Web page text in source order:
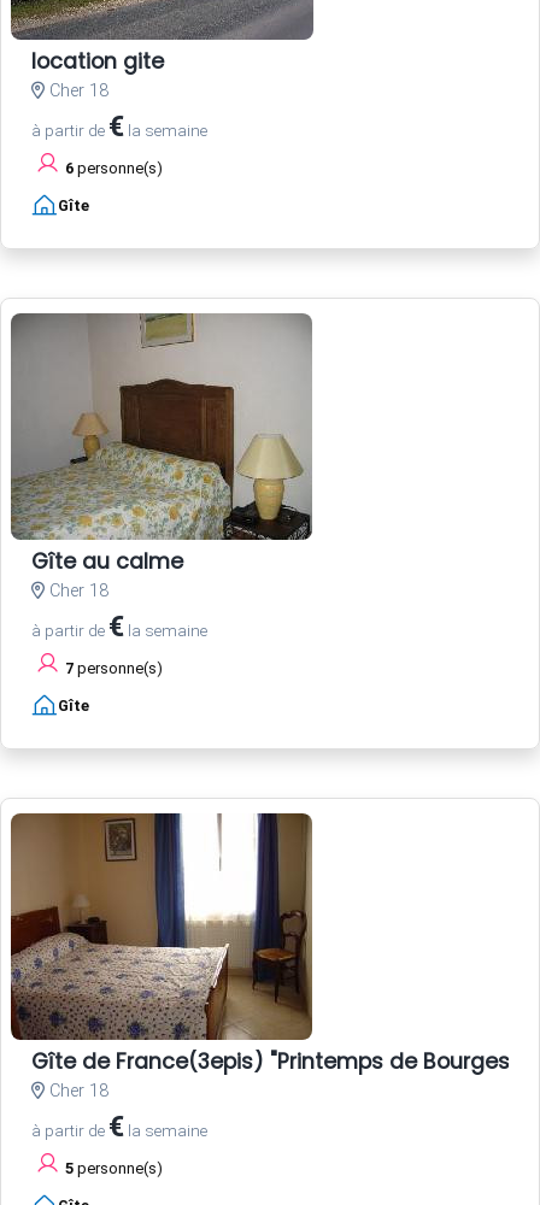
location gite
Cher 18
à partir de € la semaine
6 personne(s)
Gîte
Gîte au calme
Cher 18
à partir de € la semaine
7 personne(s)
Gîte
Gîte de France(3epis) "Printemps de Bourges"
Cher 18
à partir de € la semaine
5 personne(s)